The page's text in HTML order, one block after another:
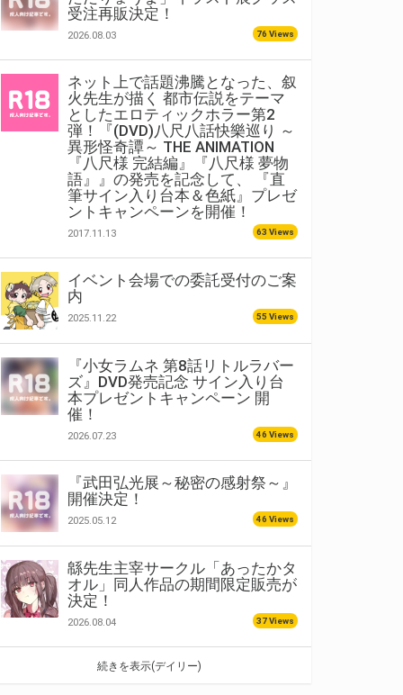
受注再販決定！
2026.08.03 76 Views
ネット上で話題沸騰となった、叙
火先生が描く 都市伝説をテーマ
としたエロティックホラー第2
弾！『(DVD)八尺八話快樂巡り ～
異形怪奇譚～ THE ANIMATION
『八尺様 完結編』『八尺様 夢物
語』』の発売を記念して、 『直
筆サイン入り台本＆色紙』プレゼ
ントキャンペーンを開催！
2017.11.13 63 Views
イベント会場での委託受付のご案
内
2025.11.22 55 Views
『小女ラムネ 第8話リトルラバー
ズ』DVD発売記念 サイン入り台
本プレゼントキャンペーン 開
催！
2026.07.23 46 Views
『武田弘光展～秘密の感射祭～』
開催決定！
2025.05.12 46 Views
緜先生主宰サークル「あったかタ
オル」同人作品の期間限定販売が
決定！
2026.08.04 37 Views
続きを表示(デイリー)